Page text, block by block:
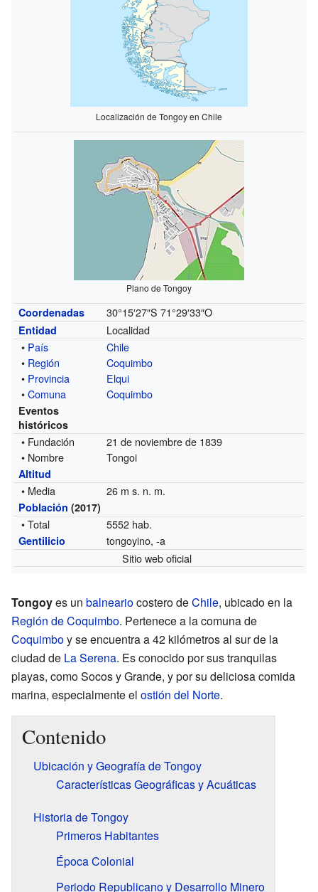
Localización de Tongoy en Chile
Plano de Tongoy
Coordenadas 30°15′27″S 71°29′33″O
Entidad
Localidad
• País
Chile
• Región
Coquimbo
• Provincia
Elqui
•Comuna Coquimbo
Eventos
históricos
• Fundación
21 de noviembre de 1839
• Nombre
Tongoi
Altitud
• Media 26 m s. n. m.
Población (2017)
• Total 5552 hab.
Gentilicio
tongoyino, -a
Sitio web oficial
Tongoyes un balneariocostero deChile, ubicado en la
Región de Coquimbo. Pertenece a la comuna de
Coquimboy se encuentra a 42 kilómetros al sur de la
ciudad de La Serena. Es conocido por sus tranquilas
playas, como Socos y Grande, y por su deliciosa comida
marina, especialmente el ostión del Norte.
Contenido
Ubicación y Geografía de Tongoy
Características Geográficas y Acuáticas
Historia de Tongoy
Primeros Habitantes
Época Colonial
Periodo Republicano y Desarrollo Minero